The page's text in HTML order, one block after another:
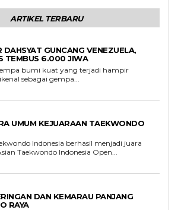
ARTIKEL TERBARU
DAHSYAT GUNCANG VENEZUELA,
TEMBUS 6.000 JIWA
bumi kuat yang terjadi hampir
sebagai gempa...
UMUM KEJUARAAN TAEKWONDO
Indonesia berhasil menjadi juara
Taekwondo Indonesia Open...
DAN KEMARAU PANJANG
RAYA